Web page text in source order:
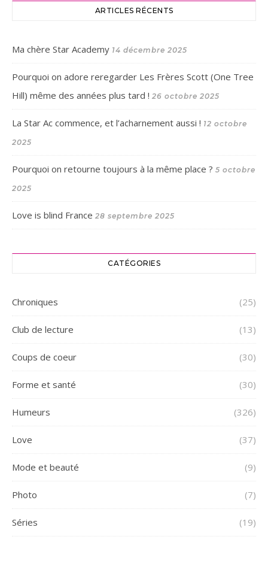
ARTICLES RÉCENTS
Ma chère Star Academy 14 décembre 2025
Pourquoi on adore reregarder Les Frères Scott (One Tree
Hill) même des années plus tard ! 26 octobre 2025
La Star Ac commence, et l’acharnement aussi ! 12 octobre
2025
Pourquoi on retourne toujours à la même place ? 5 octobre
2025
Love is blind France 28 septembre 2025
CATÉGORIES
Chroniques (25)
Club de lecture (13)
Coups de coeur (30)
Forme et santé (30)
Humeurs (326)
Love (37)
Mode et beauté (9)
Photo (7)
Séries (19)